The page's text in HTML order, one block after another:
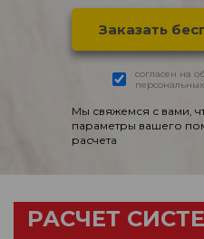
согласен на
Мы свяжемся с вами,
параметры вашего
расчета
РАСЧЕТ